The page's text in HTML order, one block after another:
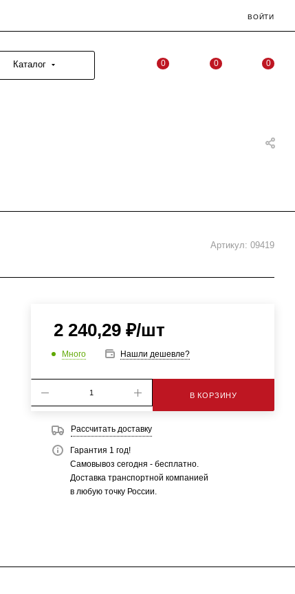
ВОЙТИ
Каталог 0 0 0
Артикул: 09419
2 240,29₽/шт
Много Нашли дешевле?
В КОРЗИНУ
Рассчитать доставку
Гарантия 1 год!
Самовывоз сегодня - бесплатно.
Доставка транспортной компанией
в любую точку России.